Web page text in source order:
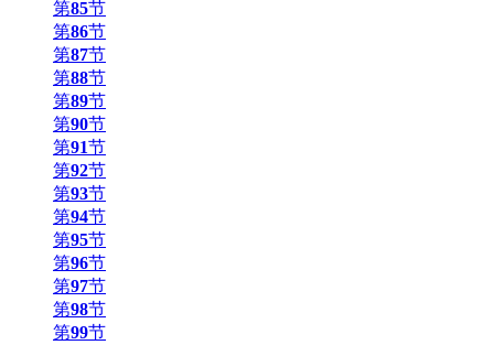
第85节
第86节
第87节
第88节
第89节
第90节
第91节
第92节
第93节
第94节
第95节
第96节
第97节
第98节
第99节